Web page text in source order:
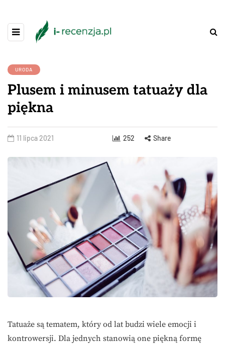
URODA
Plusem i minusem tatuaży dla
piękna
11 lipca 2021 252 Share
Tatuaże są tematem, który od lat budzi wiele emocji i
kontrowersji. Dla jednych stanowią one piękną formę